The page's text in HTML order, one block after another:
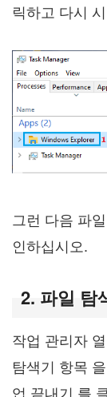
릭하고 다시
그런 다음 파
인하십시오.
2. 파일 탐
작업 관리자
탐색기 항목
업 끝내기 를